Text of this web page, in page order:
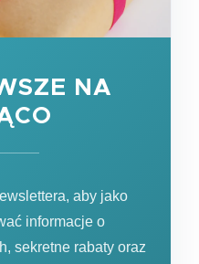
NA
aby jako
informacje o
sekretne rabaty oraz